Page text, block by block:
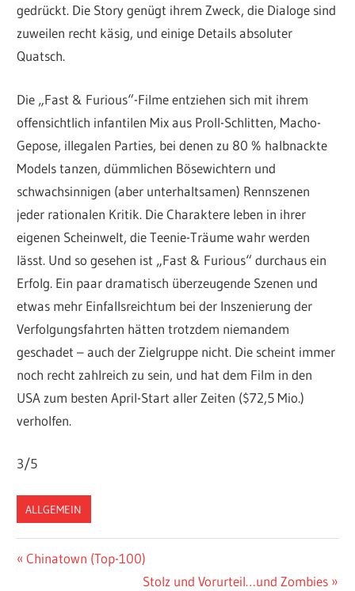
gedrückt. Die Story genügt ihrem Zweck, die Dialoge sind
zuweilen recht käsig, und einige Details absoluter
Quatsch.
Die „Fast & Furious“-Filme entziehen sich mit ihrem
offensichtlich infantilen Mix aus Proll-Schlitten, Macho-
Gepose, illegalen Parties, bei denen zu 80 % halbnackte
Models tanzen, dümmlichen Bösewichtern und
schwachsinnigen (aber unterhaltsamen) Rennszenen
jeder rationalen Kritik. Die Charaktere leben in ihrer
eigenen Scheinwelt, die Teenie-Träume wahr werden
lässt. Und so gesehen ist „Fast & Furious“ durchaus ein
Erfolg. Ein paar dramatisch überzeugende Szenen und
etwas mehr Einfallsreichtum bei der Inszenierung der
Verfolgungsfahrten hätten trotzdem niemandem
geschadet – auch der Zielgruppe nicht. Die scheint immer
noch recht zahlreich zu sein, und hat dem Film in den
USA zum besten April-Start aller Zeiten ($72,5 Mio.)
verholfen.
3/5
ALLGEMEIN
Beitragsnavigation
Vorheriger
Chinatown (Top-100)
Nächster
Stolz und Vorurteil…und Zombies